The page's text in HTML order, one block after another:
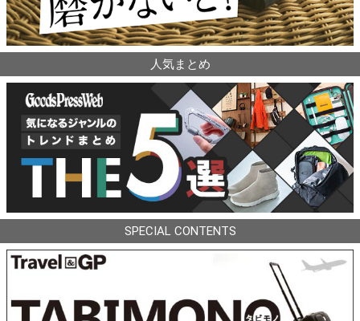
人気まとめ
SPECIAL CONTENTS